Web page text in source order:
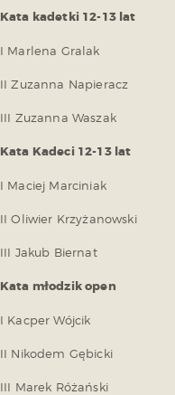
Kata kadetki 12-13 lat
I Marlena Gralak
II Zuzanna Napieracz
III Zuzanna Waszak
Kata Kadeci 12-13 lat
I Maciej Marciniak
II Oliwier Krzyżanowski
III Jakub Biernat
Kata młodzik open
I Kacper Wójcik
II Nikodem Gębicki
III Marek Różański